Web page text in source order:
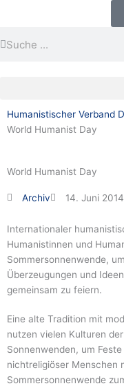
Humanistischer Verband
World Humanist Day
World Humanist Day
Archiv 14. Juni 2014
Internationaler
Humanistinnen und
Sommersonnenwende,
Überzeugungen und
gemeinsam zu feiern.
Eine alte Tradition mit
nutzen vielen Kulturen
Sonnenwenden, um
nichtreligiöser Menschen
Sommersonnenwende